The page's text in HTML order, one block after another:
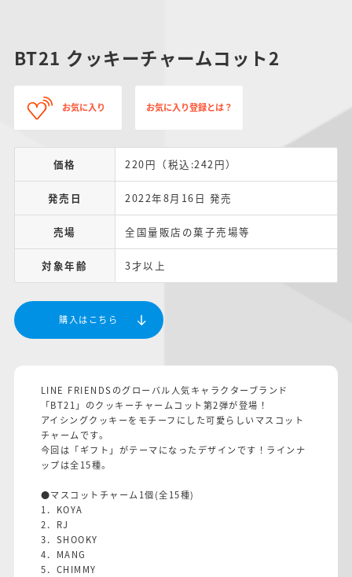
BT21 クッキーチャームコット2
お気に入り お気に入り登録とは？
価格 220円（税込:242円）
発売日 2022年8月16日 発売
売場 全国量販店の菓子売場等
対象年齢 3才以上
購入はこちら
LINE FRIENDSのグローバル人気キャラクターブランド
「BT21」のクッキーチャームコット第2弾が登場！
アイシングクッキーをモチーフにした可愛らしいマスコット
チャームです。
今回は「ギフト」がテーマになったデザインです！ラインナ
ップは全15種。
●マスコットチャーム1個(全15種)
1．KOYA
2．RJ
3．SHOOKY
4．MANG
5．CHIMMY